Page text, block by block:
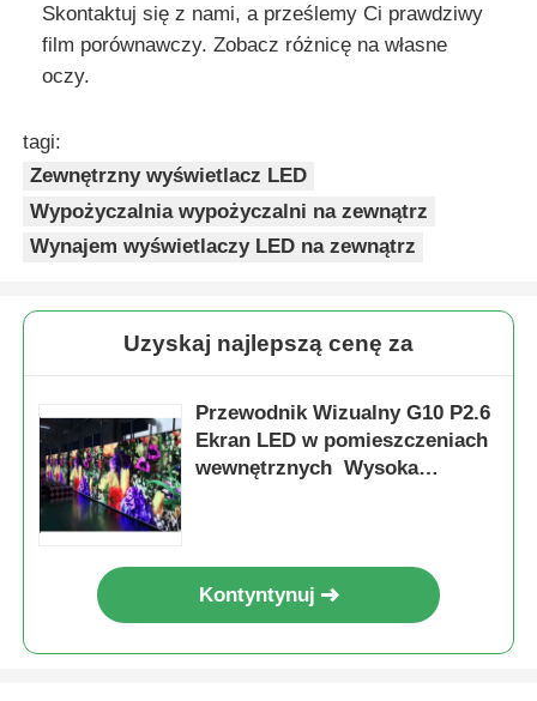
Skontaktuj się z nami, a prześlemy Ci prawdziwy
film porównawczy. Zobacz różnicę na własne
oczy.
tagi:
Zewnętrzny wyświetlacz LED
Wypożyczalnia wypożyczalni na zewnątrz
Wynajem wyświetlaczy LED na zewnątrz
Uzyskaj najlepszą cenę za
Przewodnik Wizualny G10 P2.6
Ekran LED w pomieszczeniach
wewnętrznych ️ Wysoka
Kontyntynuj